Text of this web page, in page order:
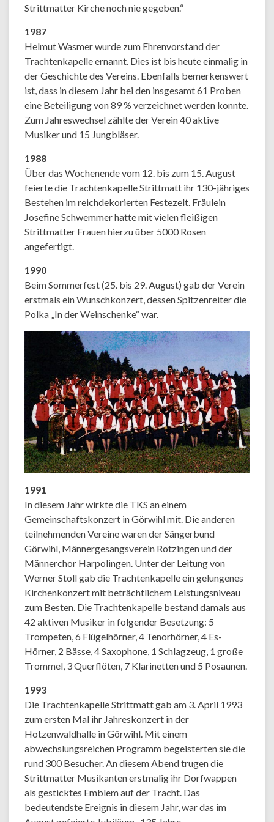
Strittmatter Kirche noch nie gegeben.“
1987
Helmut Wasmer wurde zum Ehrenvorstand der
Trachtenkapelle ernannt. Dies ist bis heute einmalig in
der Geschichte des Vereins. Ebenfalls bemerkenswert
ist, dass in diesem Jahr bei den insgesamt 61 Proben
eine Beteiligung von 89 % verzeichnet werden konnte.
Zum Jahreswechsel zählte der Verein 40 aktive
Musiker und 15 Jungbläser.
1988
Über das Wochenende vom 12. bis zum 15. August
feierte die Trachtenkapelle Strittmatt ihr 130-jähriges
Bestehen im reichdekorierten Festezelt. Fräulein
Josefine Schwemmer hatte mit vielen fleißigen
Strittmatter Frauen hierzu über 5000 Rosen
angefertigt.
1990
Beim Sommerfest (25. bis 29. August) gab der Verein
erstmals ein Wunschkonzert, dessen Spitzenreiter die
Polka „In der Weinschenke“ war.
1991
In diesem Jahr wirkte die TKS an einem
Gemeinschaftskonzert in Görwihl mit. Die anderen
teilnehmenden Vereine waren der Sängerbund
Görwihl, Männergesangsverein Rotzingen und der
Männerchor Harpolingen. Unter der Leitung von
Werner Stoll gab die Trachtenkapelle ein gelungenes
Kirchenkonzert mit beträchtlichem Leistungsniveau
zum Besten. Die Trachtenkapelle bestand damals aus
42 aktiven Musiker in folgender Besetzung: 5
Trompeten, 6 Flügelhörner, 4 Tenorhörner, 4 Es-
Hörner, 2 Bässe, 4 Saxophone, 1 Schlagzeug, 1 große
Trommel, 3 Querflöten, 7 Klarinetten und 5 Posaunen.
1993
Die Trachtenkapelle Strittmatt gab am 3. April 1993
zum ersten Mal ihr Jahreskonzert in der
Hotzenwaldhalle in Görwihl. Mit einem
abwechslungsreichen Programm begeisterten sie die
rund 300 Besucher. An diesem Abend trugen die
Strittmatter Musikanten erstmalig ihr Dorfwappen
als gesticktes Emblem auf der Tracht. Das
bedeutendste Ereignis in diesem Jahr, war das im